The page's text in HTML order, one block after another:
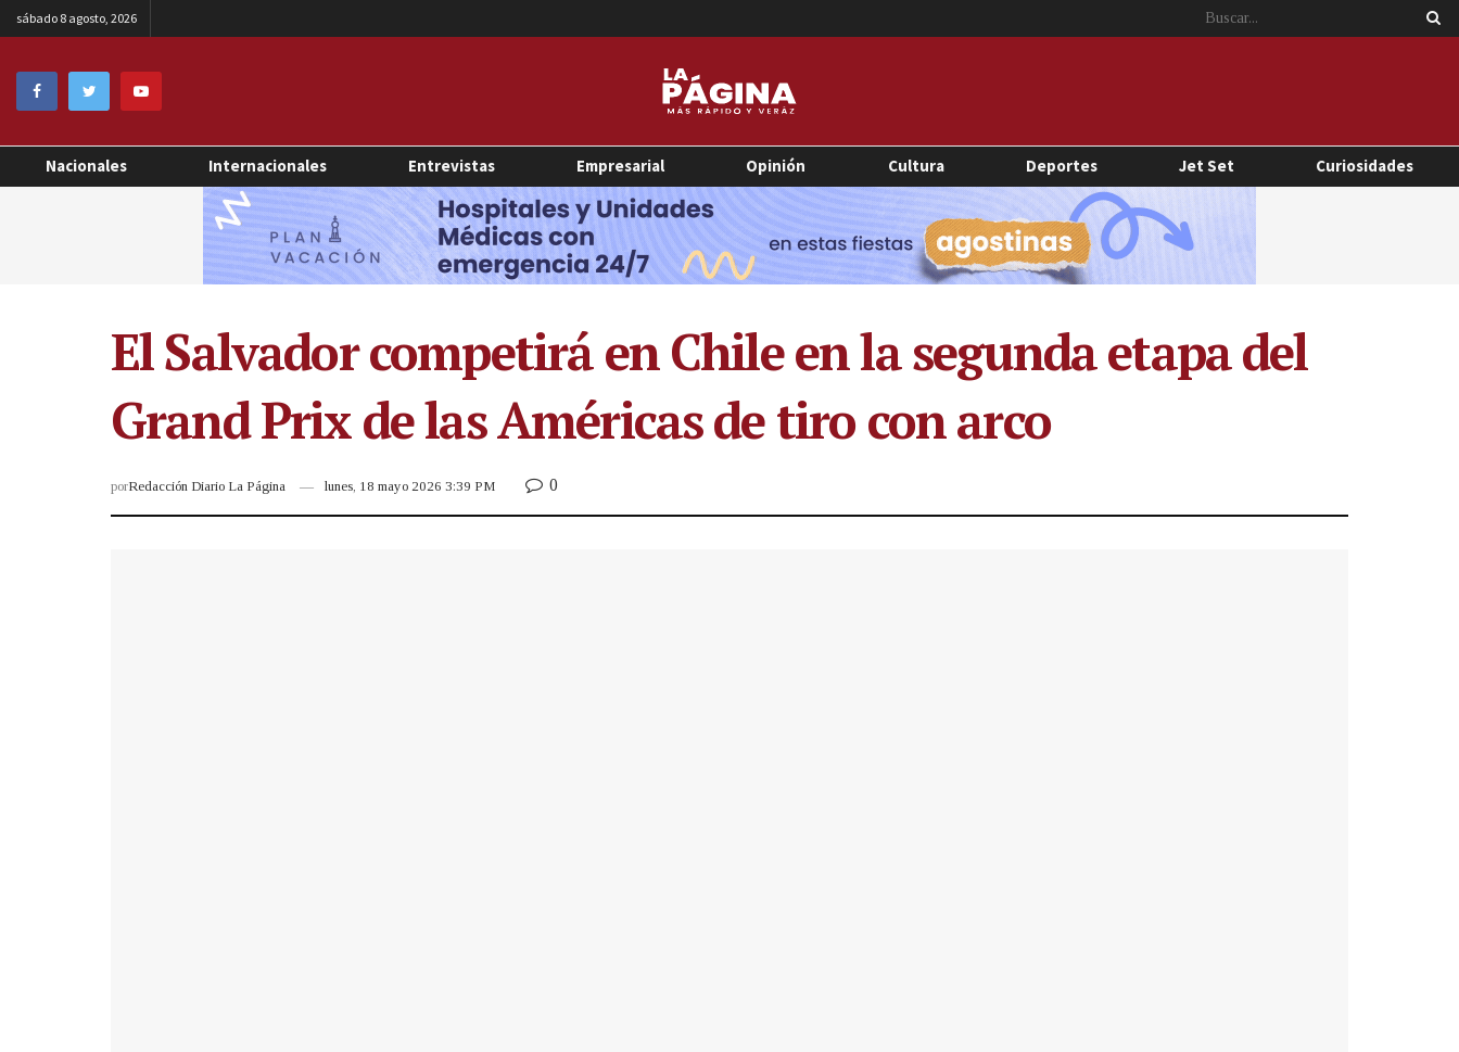
sábado 8 agosto, 2026
Nacionales Internacionales Entrevistas Empresarial Opinión Cultura Deportes Jet Set Curiosidades
El Salvador competirá en Chile en la segunda etapa del
Grand Prix de las Américas de tiro con arco
porRedacción Diario La Página lunes, 18 mayo 2026 3:39 PM 0